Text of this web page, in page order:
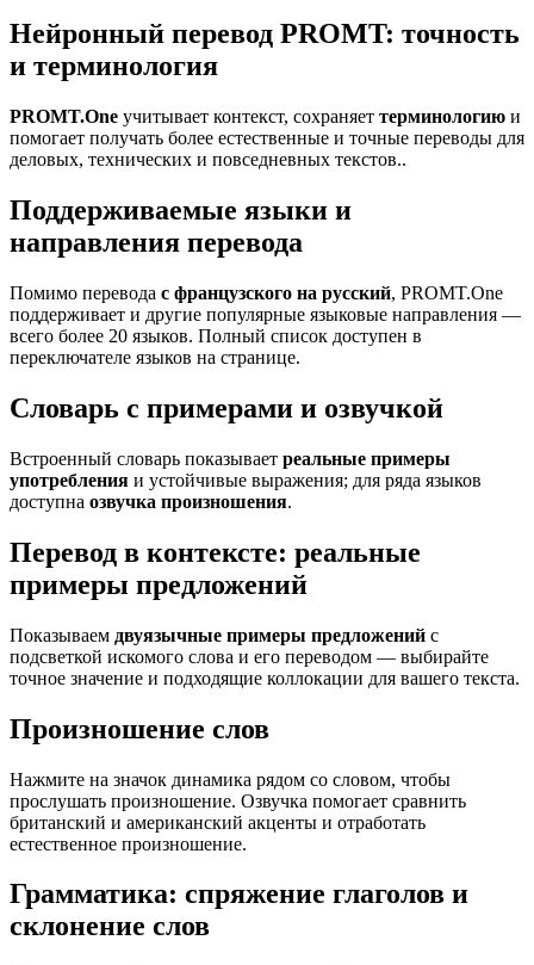
Нейронный перевод PROMT: точность
и терминология
PROMT.One учитывает контекст, сохраняет терминологию и
помогает получать более естественные и точные переводы для
деловых, технических и повседневных текстов..
Поддерживаемые языки и
направления перевода
Помимо перевода с французского на русский, PROMT.One
поддерживает и другие популярные языковые направления —
всего более 20 языков. Полный список доступен в
переключателе языков на странице.
Словарь с примерами и озвучкой
Встроенный словарь показывает реальные примеры
употребления и устойчивые выражения; для ряда языков
доступна озвучка произношения.
Перевод в контексте: реальные
примеры предложений
Показываем двуязычные примеры предложений с
подсветкой искомого слова и его переводом — выбирайте
точное значение и подходящие коллокации для вашего текста.
Произношение слов
Нажмите на значок динамика рядом со словом, чтобы
прослушать произношение. Озвучка помогает сравнить
британский и американский акценты и отработать
естественное произношение.
Грамматика: спряжение глаголов и
склонение слов